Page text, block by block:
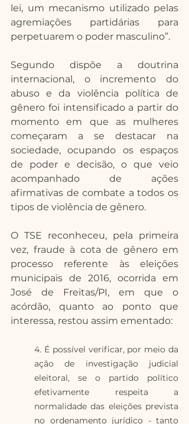
lei, um mecanismo utilizado pelas
agremiações partidárias para
perpetuarem o poder masculino”.
Segundo dispõe a doutrina
internacional, o incremento do
abuso e da violência política de
gênero foi intensificado a partir do
momento em que as mulheres
começaram a se destacar na
sociedade, ocupando os espaços
de poder e decisão, o que veio
acompanhado de ações
afirmativas de combate a todos os
tipos de violência de gênero.
O TSE reconheceu, pela primeira
vez, fraude à cota de gênero em
processo referente às eleições
municipais de 2016, ocorrida em
José de Freitas/PI, em que o
acórdão, quanto ao ponto que
interessa, restou assim ementado:
4. É possível verificar, por meio da
ação de investigação judicial
eleitoral, se o partido político
efetivamente respeita a
normalidade das eleições prevista
no ordenamento jurídico - tanto